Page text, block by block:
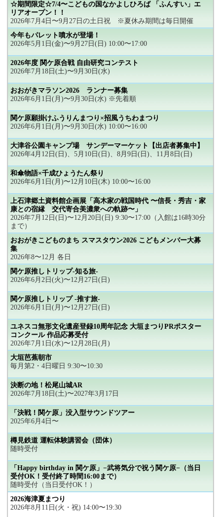
☆期間限定☆7/4〜こどもの国なかよしひろば 「ふんすい」エ
リアオープン！！
2026年7月4日〜9月27日の土日祝 ※夏休み期間は毎日開催
今年もパレット噴水が登場！
2026年5月1日(金)〜9月27日(日) 10:00〜17:00
2026年度 関ケ原合戦 自由研究コンテスト
2026年7月18日(土)〜9月30日(水)
おおがきマラソン2026 ランナー募集
2026年6月1日(月)〜9月30日(水) ※先着順
関ケ原願掛けふうりんまつり×招風うちわまつり
2026年6月1日(月)〜9月30日(水) 10:00〜16:00
大津谷公園キャンプ場 サンデーマーケット【出店者募集中】
2026年4月12日(日)、5月10日(日)、8月9日(日)、11月8日(日)
和傘物語×千成ひょうたん祭り
2026年6月1日(月)〜12月10日(木) 10:00〜16:00
上石津郷土資料館企画展「高木家の戦国時代 〜信長・秀吉・家
康との宿縁 交代寄合美濃衆への軌跡〜」
2026年7月12日(日)〜12月20日(日) 9:30〜17:00（入館は16時30分
まで）
おおがきこどものまち スマスタウン2026 こどもメンバー大募
集
2026年8〜12月 各日
関ケ原推しトリップ-知る旅-
2026年6月2日(火)〜12月27日(日)
関ケ原推しトリップ -推す旅-
2026年6月1日(月)〜12月27日(日)
ユネスコ無形文化遺産登録10周年記念 大垣まつりPRポスター
コンクール 作品応募受付
2026年7月1日(水)〜12月28日(月)
大垣芭蕉朝市
毎月第2・4日曜日 9:30〜10:30
決断の地！松尾山城AR
2026年7月18日(土)〜2027年3月17日
「決戦！関ケ原」没入型サウンドツアー
2025年6月4日〜
樽見鉄道 運転体験講習会（団体）
随時受付
「Happy birthday in 関ケ原」−武将気分で祝う関ケ原−（当日
受付OK！受付終了時間16:00まで）
随時受付（当日受付OK！）
2026海津夏まつり
2026年8月11日(火・祝) 14:00〜19:30